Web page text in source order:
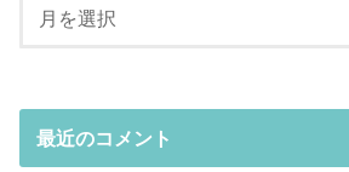
最近のコメント